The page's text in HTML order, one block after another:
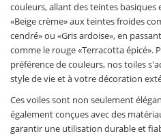
couleurs, allant des teintes basiques
«Beige crème» aux teintes froides
cendré» ou «Gris ardoise», en
comme le rouge «Terracotta épicé».
préférence de couleurs, nos toiles
style de vie et à votre décoration
Ces voiles sont non seulement
également conçues avec des
garantir une utilisation durable et